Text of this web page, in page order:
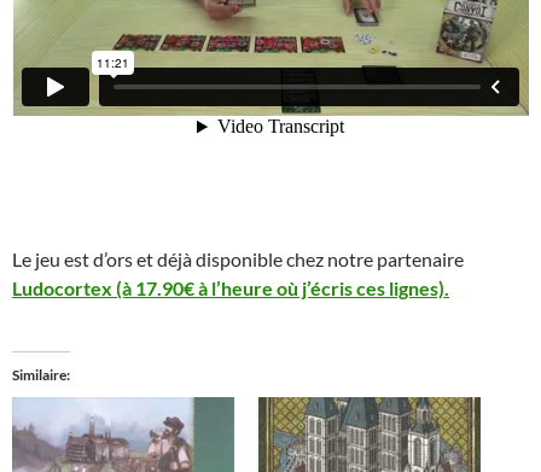
Le jeu est d’ors et déjà disponible chez notre partenaire
Ludocortex (à 17.90€ à l’heure où j’écris ces lignes).
Similaire